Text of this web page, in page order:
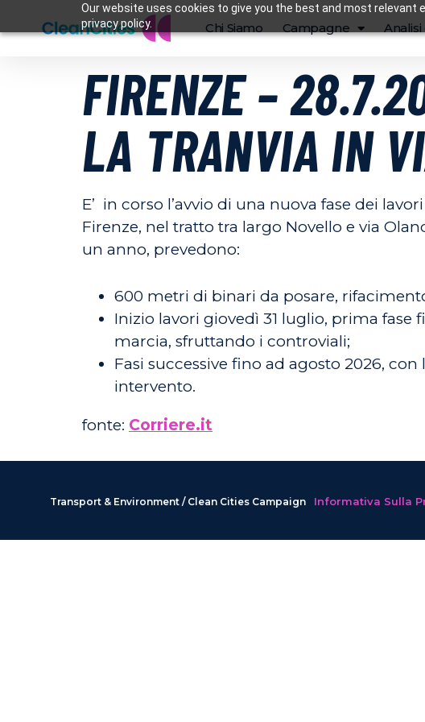
Our website uses cookies to give you the best and most relevant
privacy policy.
Chi Siamo Campagne
FIRENZE –
LA TRANVIA IN
E’ in corso l’avvio di una nuova fase dei
Firenze, nel tratto tra largo Novello e via
un anno, prevedono:
600 metri di binari da posare,
Inizio lavori giovedì 31 luglio, prima
marcia, sfruttando i controviali;
Fasi successive fino ad agosto 2026,
intervento.
fonte: Corriere.it
Transport & Environment / Clean Cities Campaign Informativa Sulla